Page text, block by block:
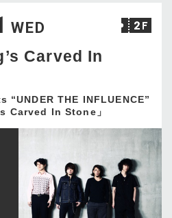
5
8
19 20 21
WED
Carved In
“UNDER THE INFLUENCE”
In Stone」